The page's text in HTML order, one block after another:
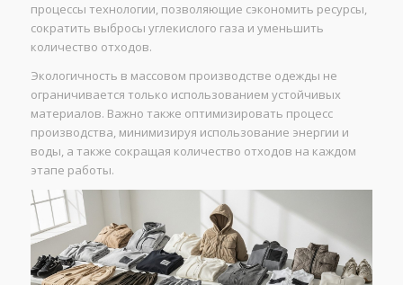
процессы технологии, позволяющие сэкономить ресурсы,
сократить выбросы углекислого газа и уменьшить
количество отходов.
Экологичность в массовом производстве одежды не
ограничивается только использованием устойчивых
материалов. Важно также оптимизировать процесс
производства, минимизируя использование энергии и
воды, а также сокращая количество отходов на каждом
этапе работы.